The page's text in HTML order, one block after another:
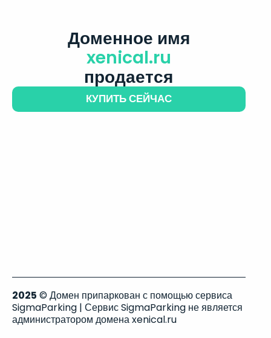
Доменное имя
xenical.ru
продается
КУПИТЬ СЕЙЧАС
2025 © Домен припаркован с помощью сервиса
SigmaParking | Сервис SigmaParking не является
администратором домена xenical.ru